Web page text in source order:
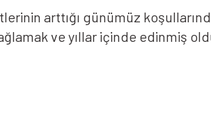
arttığı günümüz
ve yıllar içinde edinmiş
ve girdi maliyetlerinin arttığı